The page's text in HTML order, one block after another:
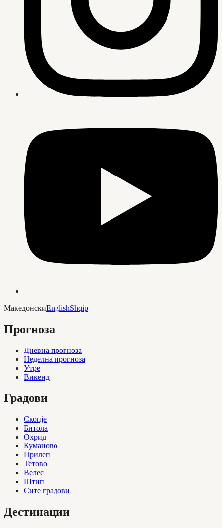
МакедонскиEnglishShqip
Прогноза
Дневна прогноза
Неделна прогноза
Утре
Викенд
Градови
Скопје
Битола
Охрид
Куманово
Прилеп
Тетово
Велес
Штип
Сите градови
Дестинации